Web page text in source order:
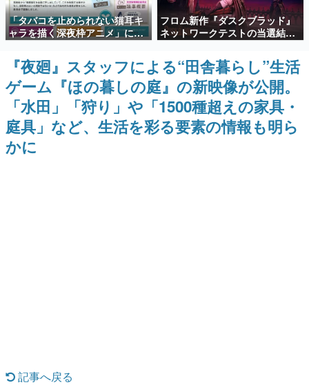
殿堂入り記事
SNS拡散数が数千以上！ ページビュー数万以上！ などな
ど。多くの人々に読まれた、電ファミ渾身の“殿堂入り”記
事をまとめました。
ゲームの企画書
名作ゲームクリエイターの方々に製作時のエピソードをお
聞きし、ヒットする企画（ゲーム）とは何か？を探ってい
きます。
赫本
この物語を解いてはいけない。『赫本』は、〈試験問題〉
「タバコを止められない猫耳キ
ャラを描く深夜枠アニメ」に視
聴者の一部から批判意見。違法
薬物の使用と思しき描写も含め
て、BPOが議論を交わす
フロム新作『ダスクブラッド』
ネットワークテストの当選結果
が8月7日22時に発表。応募サイ
トのマイページから確認可能、
テスト実施は8月21日～24日
『夜廻』スタッフによる“田舎暮らし”生活
ゲーム『ほの暮しの庭』の新映像が公開。
「水田」「狩り」や「1500種超えの家具・
庭具」など、生活を彩る要素の情報も明ら
かに
記事へ戻る